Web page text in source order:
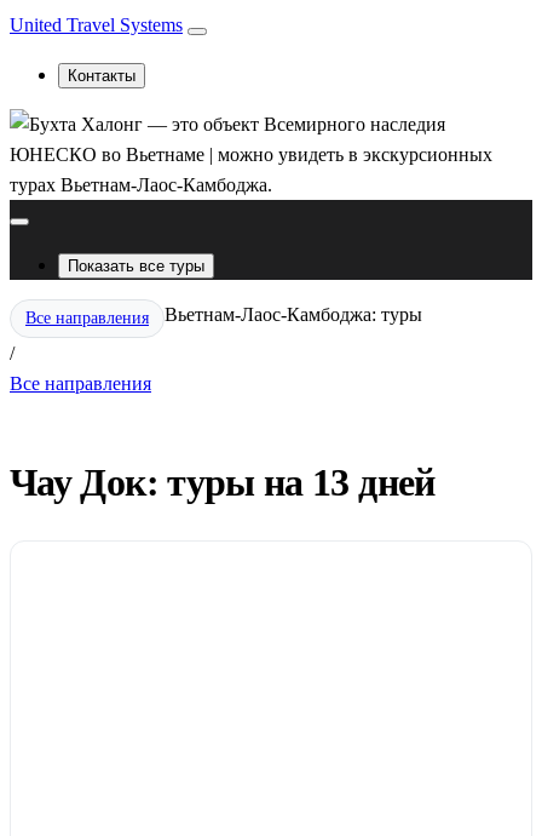
United Travel Systems
Контакты
Показать все туры
Все направления
/
Вьетнам-Лаос-Камбоджа: туры
Все направления
Чау Док: туры на 13 дней